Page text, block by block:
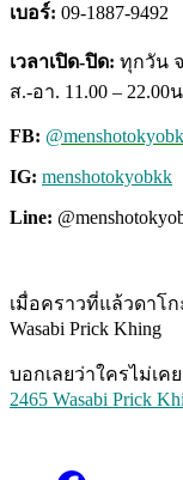
เบอร์: 09-1887-9492
เวลาเปิด-ปิด: ทุกวัน จ
ส.-อา. 11.00 – 22.00
FB:
IG: menshotokyobkk
Line:
เมื่อคราวที่แล้วดาโ
Wasabi Prick Khing
บอกเลยว่าใครไม่เ
2465 Wasabi Prick